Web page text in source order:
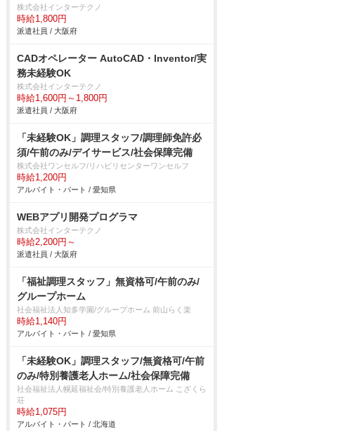
株式会社インターテクノ
時給1,800円
派遣社員 / 大阪府
CADオペレーター AutoCAD・Inventor/実
務未経験OK
株式会社インターテクノ
時給1,600円～1,800円
派遣社員 / 大阪府
「未経験OK」調理スタッフ/調理師免許必
須/午前のみ/デイサービス/社会保障完備
株式会社ワンセルフ/リハビリセンターワンセルフ
時給1,200円
アルバイト・パート / 愛知県
WEBアプリ開発プログラマ
株式会社インターテクノ
時給2,200円～
派遣社員 / 大阪府
「福祉調理スタッフ」無資格可/午前のみ/
グループホーム
社会福祉法人知多学園/グループホーム 前山らく楽
時給1,140円
アルバイト・パート / 愛知県
「未経験OK」調理スタッフ/無資格可/午前
のみ/特別養護老人ホーム/社会保障完備
社会福祉法人幌延福祉会/特別養護老人ホーム こざくら
荘
時給1,075円
アルバイト・パート / 北海道